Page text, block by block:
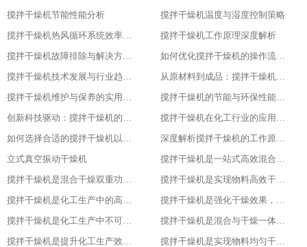
搅拌干燥机节能性能分析
搅拌干燥机温度与湿度控制策略
搅拌干燥机热风循环系统效率研究
搅拌干燥机工作原理深度解析
搅拌干燥机故障排除与解决方案大全
如何优化搅拌干燥机的操作流程以提升产品质量
搅拌干燥机技术发展与行业趋势分析
从原材料到成品：搅拌干燥机在食品行业的全流程应用
搅拌干燥机维护与保养的实用指南
搅拌干燥机的节能与环保性能探究
创新科技驱动：搅拌干燥机的智能化升级
搅拌干燥机在化工行业的应用实例
如何选择合适的搅拌干燥机以提高生产效率
深度解析搅拌干燥机的工作原理与应用
立式真空振动干燥机
搅拌干燥机是一站式高效混合与干燥解决方案
搅拌干燥机是混合干燥双重功效，化工生产新助力，提升产品质量
搅拌干燥机是实现物料高效干燥的创新之选，提升产品质量
搅拌干燥机是化工生产中的高效混合与干燥专家，提升产品质量
搅拌干燥机是强化干燥效果，提升产品质量的关键
搅拌干燥机是化工生产中不可或缺的高效工具
搅拌干燥机是混合与干燥一体化的创新解决方案
搅拌干燥机是提升化工生产效率的得力助手
搅拌干燥机是实现物料均匀干燥的专业设备